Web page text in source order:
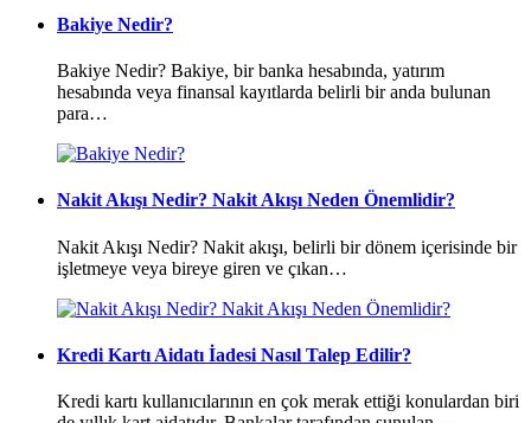
Bakiye Nedir?
Bakiye Nedir? Bakiye, bir banka hesabında, yatırım
hesabında veya finansal kayıtlarda belirli bir anda bulunan
para…
Nakit Akışı Nedir? Nakit Akışı Neden Önemlidir?
Nakit Akışı Nedir? Nakit akışı, belirli bir dönem içerisinde bir
işletmeye veya bireye giren ve çıkan…
Kredi Kartı Aidatı İadesi Nasıl Talep Edilir?
Kredi kartı kullanıcılarının en çok merak ettiği konulardan biri